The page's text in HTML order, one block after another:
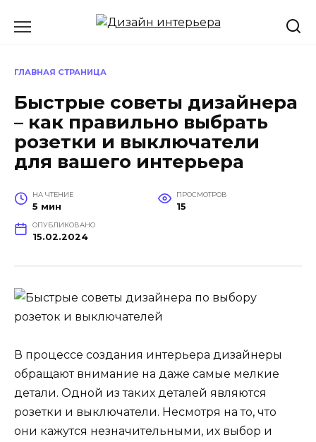
ГЛАВНАЯ СТРАНИЦА
Быстрые советы дизайнера
– как правильно выбрать
розетки и выключатели
для вашего интерьера
НА ЧТЕНИЕ
5 мин
ПРОСМОТРОВ
15
ОПУБЛИКОВАНО
15.02.2024
В процессе создания интерьера дизайнеры
обращают внимание на даже самые мелкие
детали. Одной из таких деталей являются
розетки и выключатели. Несмотря на то, что
они кажутся незначительными, их выбор и